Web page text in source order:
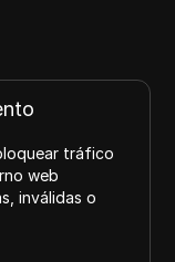
tráfico
web
inválidas o